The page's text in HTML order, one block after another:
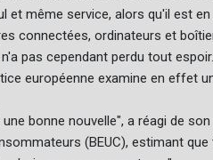
et même service, alors qu'il est
connectées, ordinateurs et
pas cependant perdu tout espoir.
européenne examine en effet
bonne nouvelle", a réagi de
(BEUC), estimant